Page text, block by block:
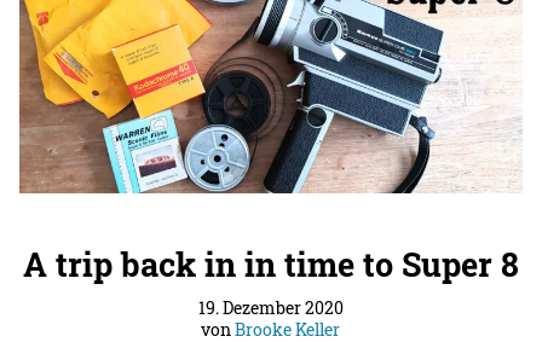
A trip back in in time to Super 8
19. Dezember 2020
vonBrooke Keller